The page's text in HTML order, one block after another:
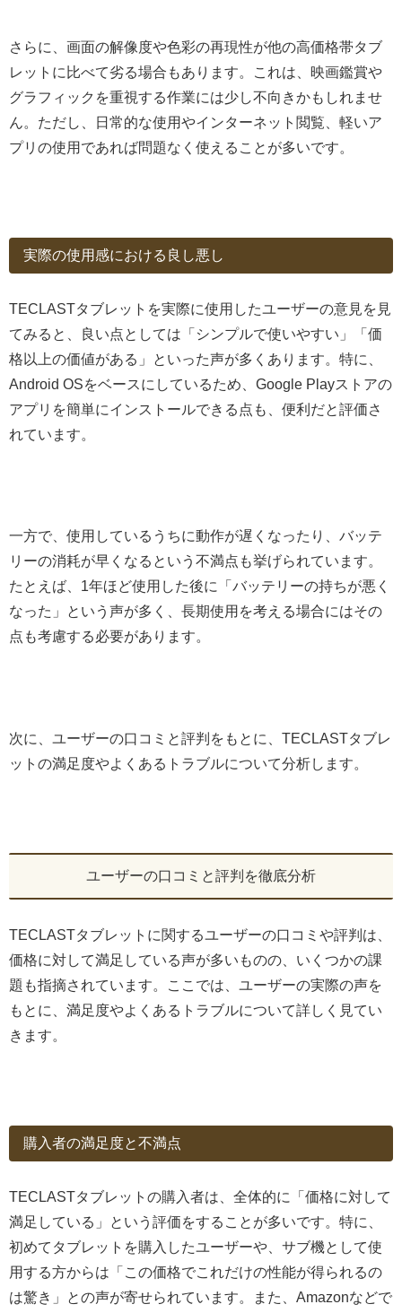
さらに、画面の解像度や色彩の再現性が他の高価格帯タブ
レットに比べて劣る場合もあります。これは、映画鑑賞や
グラフィックを重視する作業には少し不向きかもしれませ
ん。ただし、日常的な使用やインターネット閲覧、軽いア
プリの使用であれば問題なく使えることが多いです。
実際の使用感における良し悪し
TECLASTタブレットを実際に使用したユーザーの意見を見
てみると、良い点としては「シンプルで使いやすい」「価
格以上の価値がある」といった声が多くあります。特に、
Android OSをベースにしているため、Google Playストアの
アプリを簡単にインストールできる点も、便利だと評価さ
れています。
一方で、使用しているうちに動作が遅くなったり、バッテ
リーの消耗が早くなるという不満点も挙げられています。
たとえば、1年ほど使用した後に「バッテリーの持ちが悪く
なった」という声が多く、長期使用を考える場合にはその
点も考慮する必要があります。
次に、ユーザーの口コミと評判をもとに、TECLASTタブレ
ットの満足度やよくあるトラブルについて分析します。
ユーザーの口コミと評判を徹底分析
TECLASTタブレットに関するユーザーの口コミや評判は、
価格に対して満足している声が多いものの、いくつかの課
題も指摘されています。ここでは、ユーザーの実際の声を
もとに、満足度やよくあるトラブルについて詳しく見てい
きます。
購入者の満足度と不満点
TECLASTタブレットの購入者は、全体的に「価格に対して
満足している」という評価をすることが多いです。特に、
初めてタブレットを購入したユーザーや、サブ機として使
用する方からは「この価格でこれだけの性能が得られるの
は驚き」との声が寄せられています。また、Amazonなどで